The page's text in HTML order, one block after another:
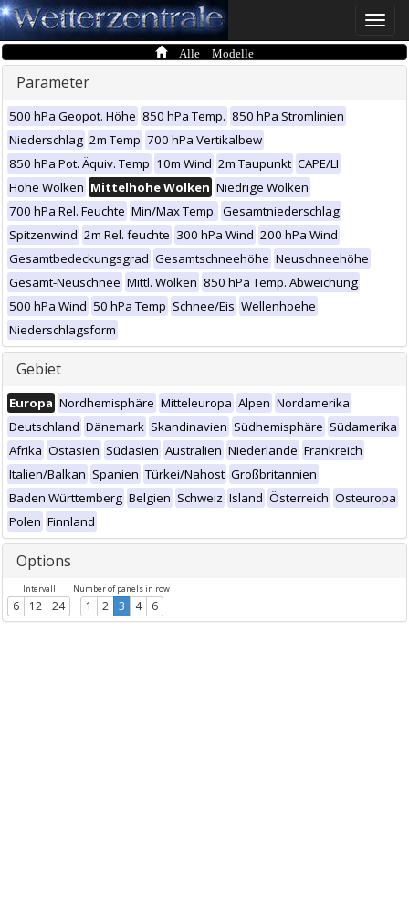
Toggle
Alle Modelle
Parameter
500 hPa Geopot. Höhe 850 hPa Temp. 850 hPa Stromlinien
Niederschlag 2m Temp 700 hPa Vertikalbew
850 hPa Pot. Äquiv. Temp 10m Wind 2m Taupunkt CAPE/LI
Hohe Wolken Mittelhohe Wolken Niedrige Wolken
700 hPa Rel. Feuchte Min/Max Temp. Gesamtniederschlag
Spitzenwind 2m Rel. feuchte 300 hPa Wind 200 hPa Wind
Gesamtbedeckungsgrad Gesamtschneehöhe Neuschneehöhe
Gesamt-Neuschnee Mittl. Wolken 850 hPa Temp. Abweichung
500 hPa Wind 50 hPa Temp Schnee/Eis Wellenhoehe
Niederschlagsform
Gebiet
Europa Nordhemisphäre Mitteleuropa Alpen Nordamerika
Deutschland Dänemark Skandinavien Südhemisphäre Südamerika
Afrika Ostasien Südasien Australien Niederlande Frankreich
Italien/Balkan Spanien Türkei/Nahost Großbritannien
Baden Württemberg Belgien Schweiz Island Österreich Osteuropa
Polen Finnland
Options
Intervall
6 12 24
Number of panels in row
1 2 3 4 6